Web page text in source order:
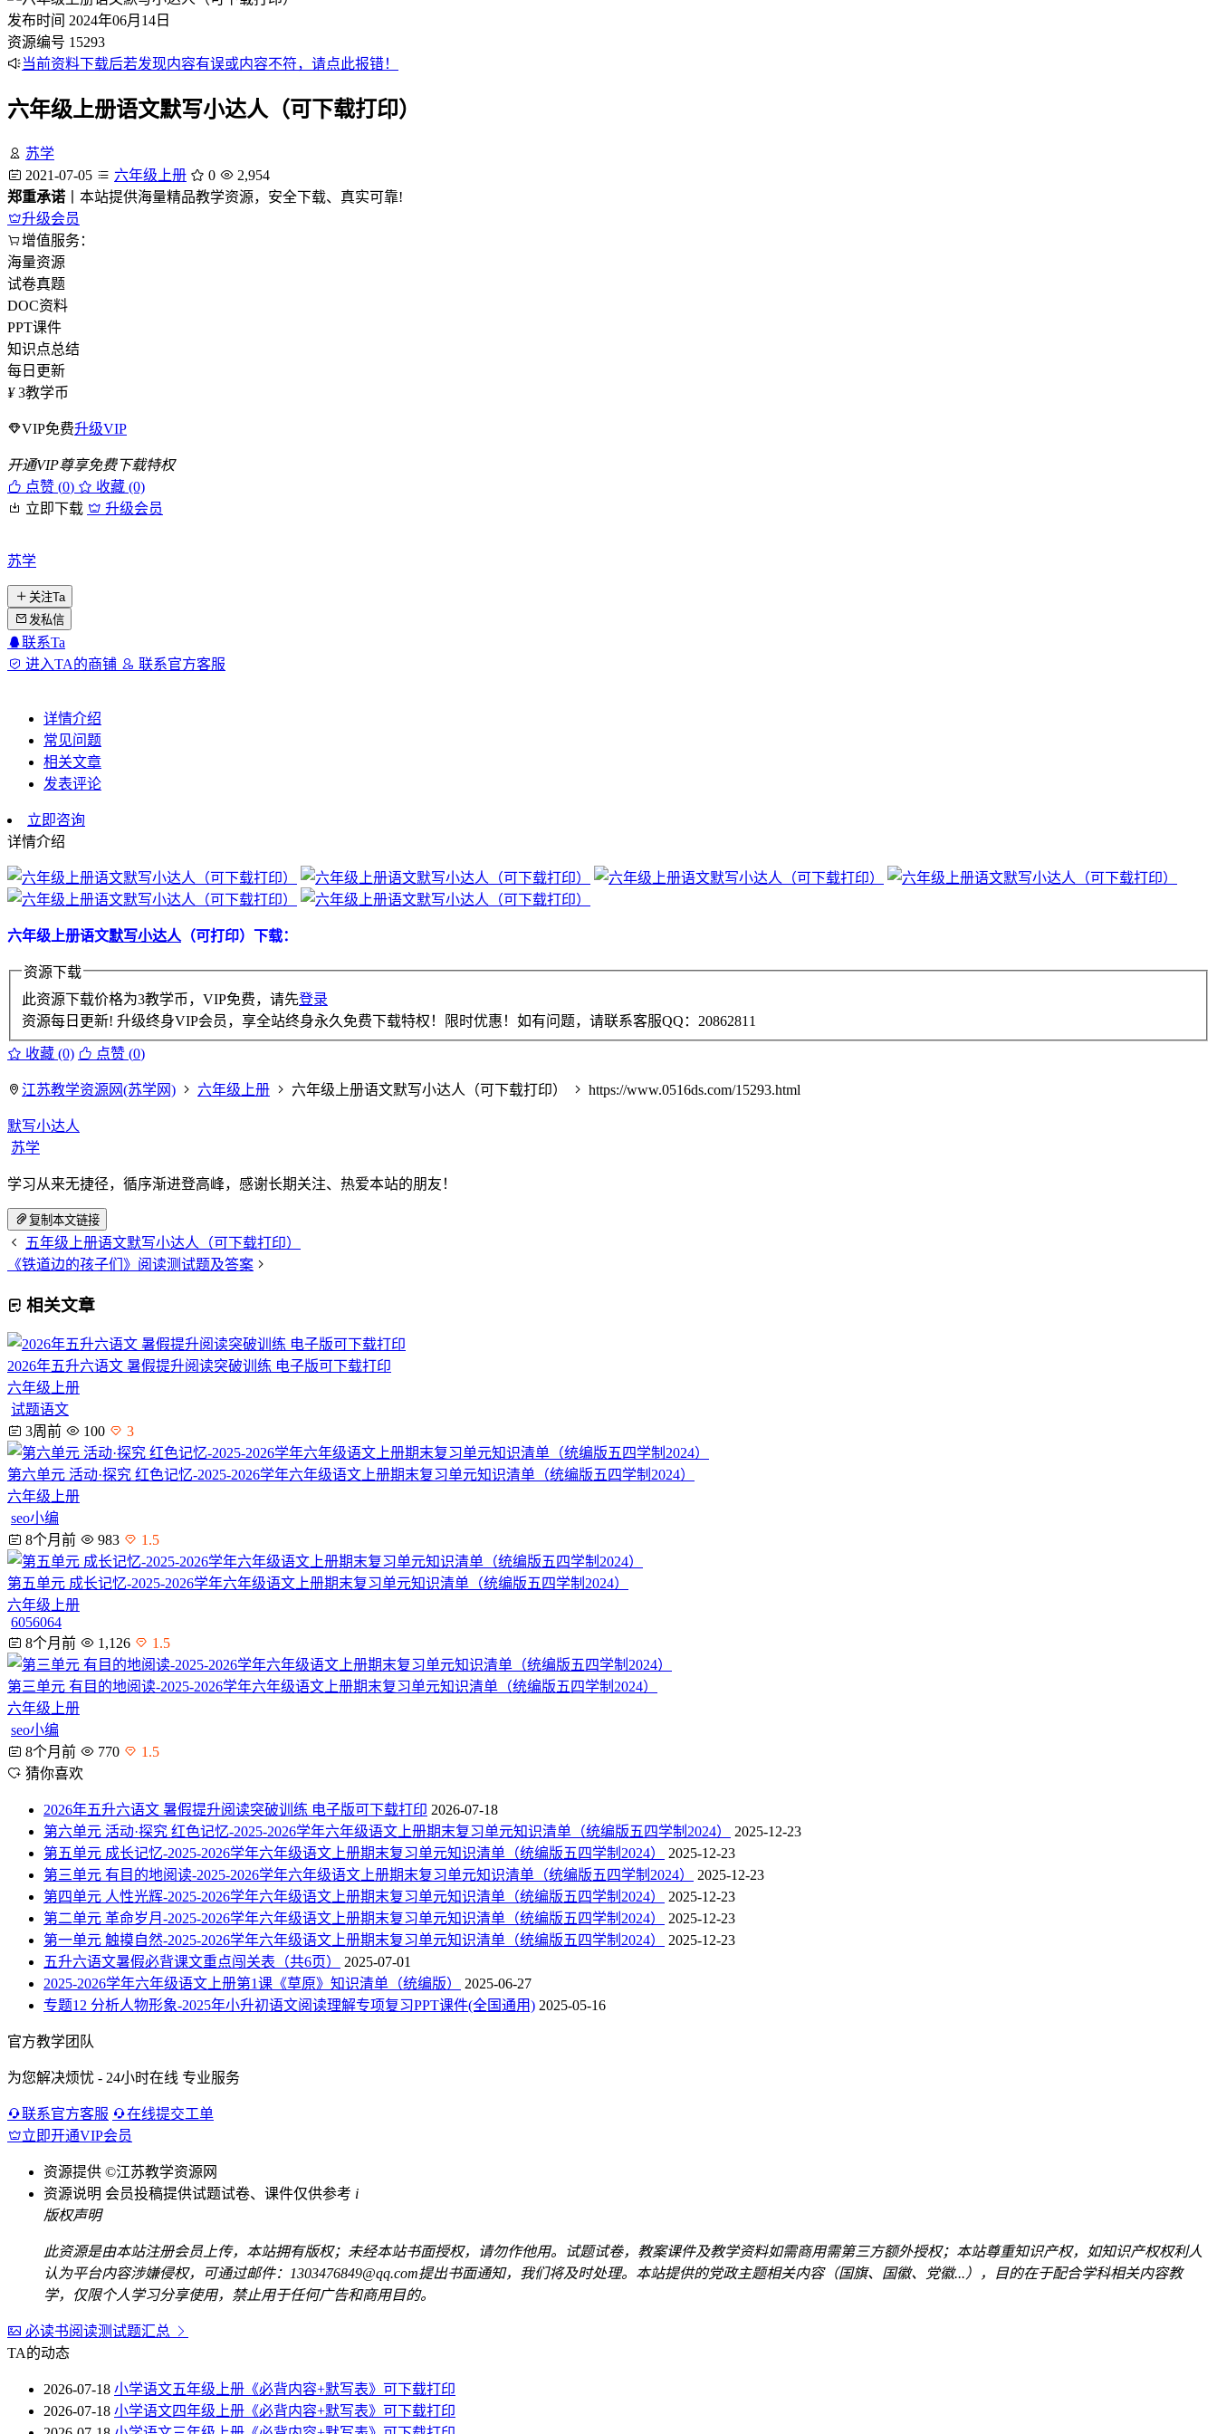
发布时间 2024年06月14日
资源编号 15293
当前资料下载后若发现内容有误或内容不符，请点此报错！
六年级上册语文默写小达人（可下载打印）
苏学
2021-07-05
六年级上册 0
2,954
郑重承诺 丨本站提供海量精品教学资源，安全下载、真实可靠!
升级会员
增值服务：
海量资源
试卷真题
DOC资料
PPT课件
知识点总结
每日更新
¥ 3教学币
VIP免费升级VIP
开通VIP尊享免费下载特权
点赞 (0)
收藏 (0)
立即下载
升级会员
苏学
关注Ta
发私信
联系Ta
进入TA的商铺
联系官方客服
详情介绍
常见问题
相关文章
发表评论
立即咨询
详情介绍
六年级上册语文默写小达人 （可打印）下载：
资源下载
此资源下载价格为3教学币，VIP免费，请先登录
资源每日更新! 升级终身VIP会员，享全站终身永久免费下载特权！限时优惠！如有问题，请联系客服QQ：20862811
收藏 (0) 点赞 (0)
江苏教学资源网(苏学网) 六年级上册 六年级上册语文默写小达人（可下载打印） https://www.0516ds.com/15293.html
默写小达人
苏学
学习从来无捷径，循序渐进登高峰，感谢长期关注、热爱本站的朋友！
复制本文链接
五年级上册语文默写小达人（可下载打印）
《铁道边的孩子们》阅读测试题及答案
相关文章
2026年五升六语文 暑假提升阅读突破训练 电子版可下载打印
六年级上册
试题语文
3周前
100 3
第六单元 活动·探究 红色记忆-2025-2026学年六年级语文上册期末复习单元知识清单（统编版五四学制2024）
六年级上册
seo小编
8个月前
983 1.5
第五单元 成长记忆-2025-2026学年六年级语文上册期末复习单元知识清单（统编版五四学制2024）
六年级上册
6056064
8个月前
1,126 1.5
第三单元 有目的地阅读-2025-2026学年六年级语文上册期末复习单元知识清单（统编版五四学制2024）
六年级上册
seo小编
8个月前
770
1.5
猜你喜欢
2026年五升六语文 暑假提升阅读突破训练 电子版可下载打印 2026-07-18
第六单元 活动·探究 红色记忆-2025-2026学年六年级语文上册期末复习单元知识清单（统编版五四学制2024）
2025-12-23
第五单元 成长记忆-2025-2026学年六年级语文上册期末复习单元知识清单（统编版五四学制2024）
2025-12-23
第三单元 有目的地阅读-2025-2026学年六年级语文上册期末复习单元知识清单（统编版五四学制2024）
2025-12-23
第四单元 人性光辉-2025-2026学年六年级语文上册期末复习单元知识清单（统编版五四学制2024）
2025-12-23
第二单元 革命岁月-2025-2026学年六年级语文上册期末复习单元知识清单（统编版五四学制2024）
2025-12-23
第一单元 触摸自然-2025-2026学年六年级语文上册期末复习单元知识清单（统编版五四学制2024）
2025-12-23
五升六语文暑假必背课文重点闯关表（共6页）
2025-07-01
2025-2026学年六年级语文上册第1课《草原》知识清单（统编版）
2025-06-27
专题12 分析人物形象-2025年小升初语文阅读理解专项复习PPT课件(全国通用) 2025-05-16
官方教学团队
为您解决烦忧 - 24小时在线 专业服务
联系官方客服
在线提交工单
立即开通VIP会员
资源提供 ©江苏教学资源网
资源说明 会员投稿提供试题试卷、课件仅供参考 i
版权声明
此资源是由本站注册会员上传，本站拥有版权；未经本站书面授权，请勿作他用。试题试卷，教案课件及教学资料如需商用需第三方额外授权；本站尊重知识产权，如知识产权权利人
认为平台内容涉嫌侵权，可通过邮件：1303476849@qq.com提出书面通知，我们将及时处理。本站提供的党政主题相关内容（国旗、国徽、党徽...），目的在于配合学科相关内容教
学，仅限个人学习分享使用，禁止用于任何广告和商用目的。
必读书阅读测试题汇总
TA的动态
2026-07-18 小学语文五年级上册《必背内容+默写表》可下载打印
2026-07-18 小学语文四年级上册《必背内容+默写表》可下载打印